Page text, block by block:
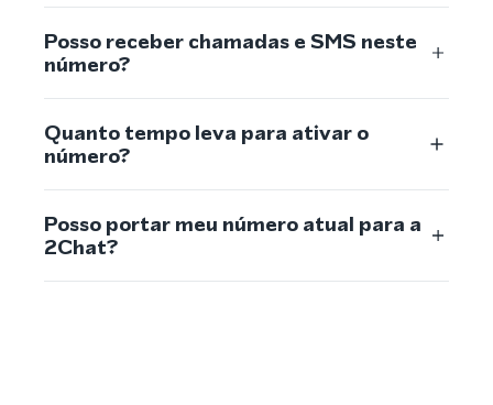
Posso receber chamadas e SMS neste
número?
Quanto tempo leva para ativar o
número?
Posso portar meu número atual para a
2Chat?